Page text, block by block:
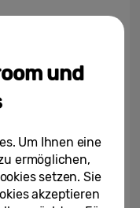
auf weitere
aus
noch intuitiver,
Samsung One UI
und
Um Ihnen eine
ermöglichen,
setzen. Sie
akzeptieren